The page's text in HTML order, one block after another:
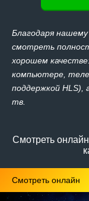
Благодаря
смотреть
хорошем
компьютере,
поддержкой HLS),
тв.
Смотреть
Смотреть онлайн